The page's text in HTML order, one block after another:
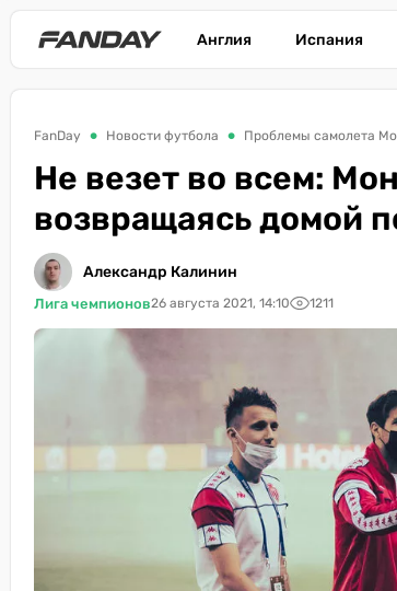
Англия Испания
FanDay Новости футбола Проблемы самолета
Не везет во всем:
возвращаясь домой
Александр Калинин
Лига чемпионов26 августа 2021, 14:10 1211